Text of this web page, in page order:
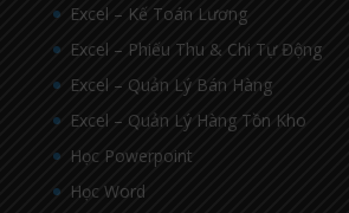
Excel – Kế Toán Lương
Excel – Phiếu Thu & Chi Tự Động
Excel – Quản Lý Bán Hàng
Excel – Quản Lý Hàng Tồn Kho
Học Powerpoint
Học Word